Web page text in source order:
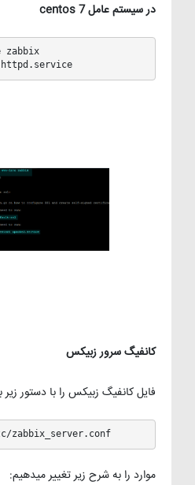
در سیستم عامل centos 7
zabbix
کانفیگ سرور زبیکس
فایل کانفیگ زبیکس را با دستور زیر
zabbix_server.conf
موارد را به شرح زیر تغییر میدهیم: